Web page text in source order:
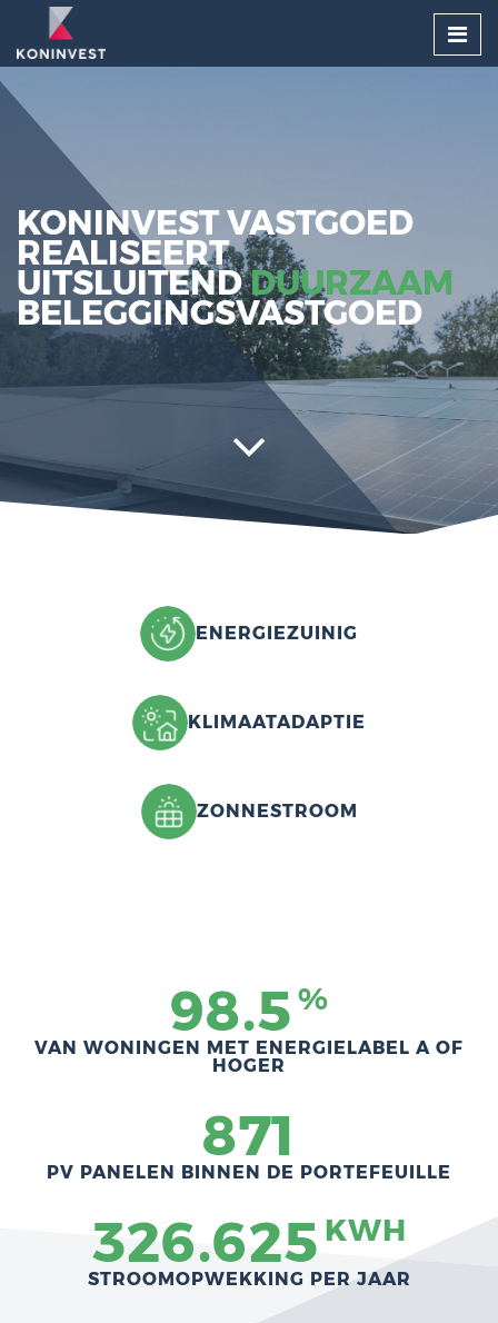
KONINVEST VASTGOED
REALISEERT
UITSLUITENDDUURZAAM
BELEGGINGSVASTGOED
ENERGIEZUINIG
KLIMAATADAPTIE
ZONNESTROOM
98.5 %
VAN WONINGEN MET ENERGIELABEL A OF
HOGER
871
PV PANELEN BINNEN DE PORTEFEUILLE
326.625 KWH
STROOMOPWEKKING PER JAAR